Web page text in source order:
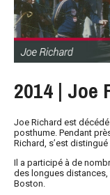
2014 | Joe
Joe Richard est
posthume. Pendant
Richard, s’est
Il a participé à de
des longues
Boston.